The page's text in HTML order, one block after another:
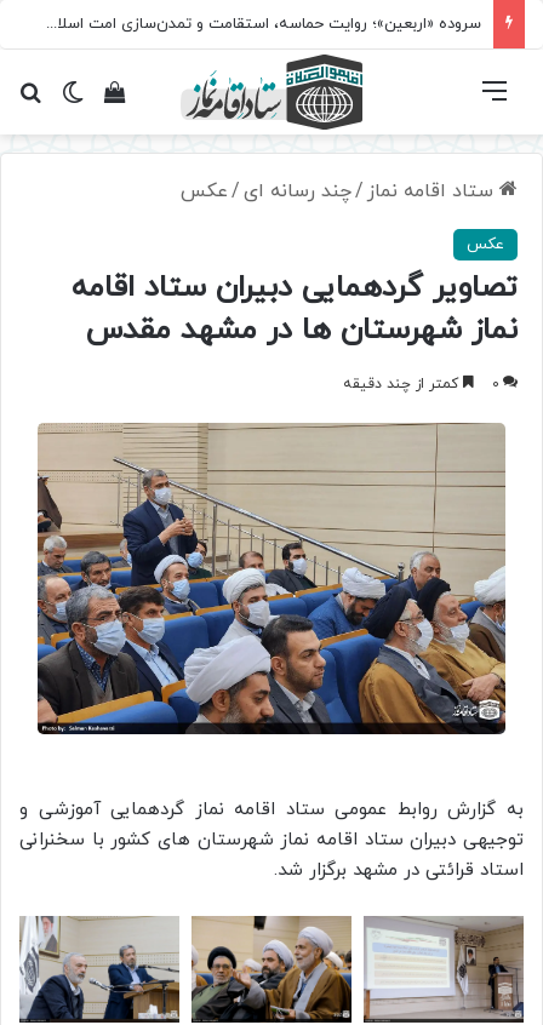
سروده‌ «اربعین»؛ روایت حماسه، استقامت و تمدن‌سازی امت اسلامی
تغییرمشاهده فهرست
ستاد اقامه نماز /چند رسانه ای/عکس
عکس
تصاویر گردهمایی دبیران ستاد اقامه
نماز شهرستان ها در مشهد مقدس
0 کمتر از چند دقیقه
به گزارش روابط عمومی ستاد اقامه نماز گردهمایی آموزشی و
توجیهی دبیران ستاد اقامه نماز شهرستان های کشور با سخنرانی
استاد قرائتی در مشهد برگزار شد.